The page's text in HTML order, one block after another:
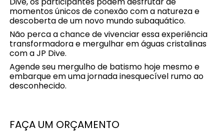
momentos únicos de conexão com a natureza e
descoberta de um novo mundo subaquático.
Não perca a chance de vivenciar essa experiência
transformadora e mergulhar em águas cristalinas
com a JP Dive.
Agende seu mergulho de batismo hoje mesmo e
embarque em uma jornada inesquecível rumo ao
desconhecido.
FAÇA UM ORÇAMENTO